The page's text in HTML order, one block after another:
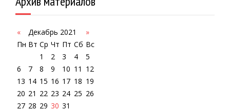
« Декабрь 2021
»
Пн Вт Ср Чт Пт Сб Вс
1
2 3 4
5
6
7 8 9 10 11 12
13 14 15 16 17 18 19
20 21 22 23 24 25 26
27 28 29 30 31